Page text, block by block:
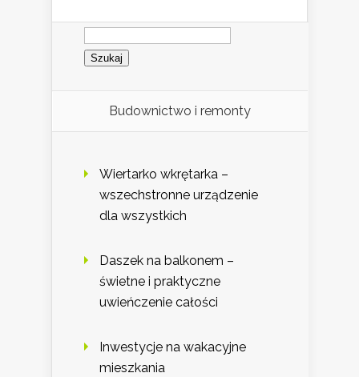
Szukaj:
Budownictwo i remonty
Wiertarko wkrętarka –
wszechstronne urządzenie
dla wszystkich
Daszek na balkonem –
świetne i praktyczne
uwieńczenie całości
Inwestycje na wakacyjne
mieszkania